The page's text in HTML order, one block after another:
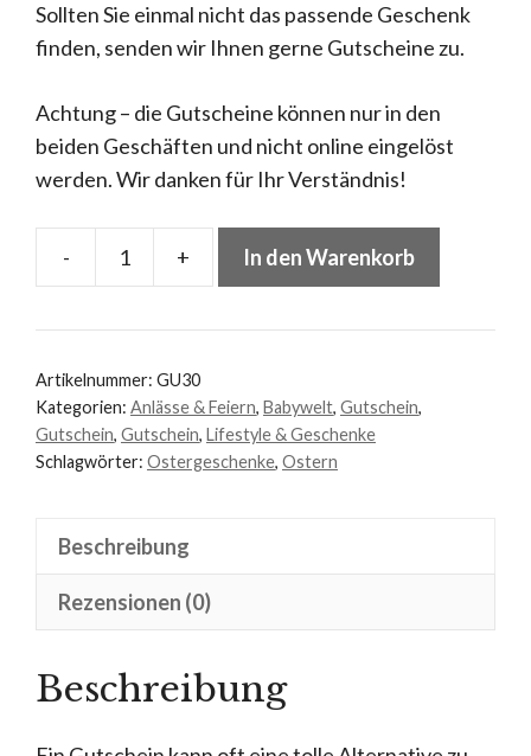
Sollten Sie einmal nicht das passende Geschenk
finden, senden wir Ihnen gerne Gutscheine zu.
Achtung – die Gutscheine können nur in den
beiden Geschäften und nicht online eingelöst
werden. Wir danken für Ihr Verständnis!
-
Tausendschön
Tausendschön
Gutschein
Menge
+ In den Warenkorb
Artikelnummer: GU30
Kategorien: Anlässe & Feiern, Babywelt, Gutschein,
Gutschein, Gutschein, Lifestyle & Geschenke
Schlagwörter: Ostergeschenke, Ostern
Beschreibung
Rezensionen (0)
Beschreibung